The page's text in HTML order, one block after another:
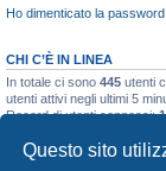
Questo sito
Ho dimenticato la password
CHI C’È IN LINEA
In totale ci sono 445 utenti
utenti attivi negli ultimi 5
Record di utenti connessi:
STATISTICHE